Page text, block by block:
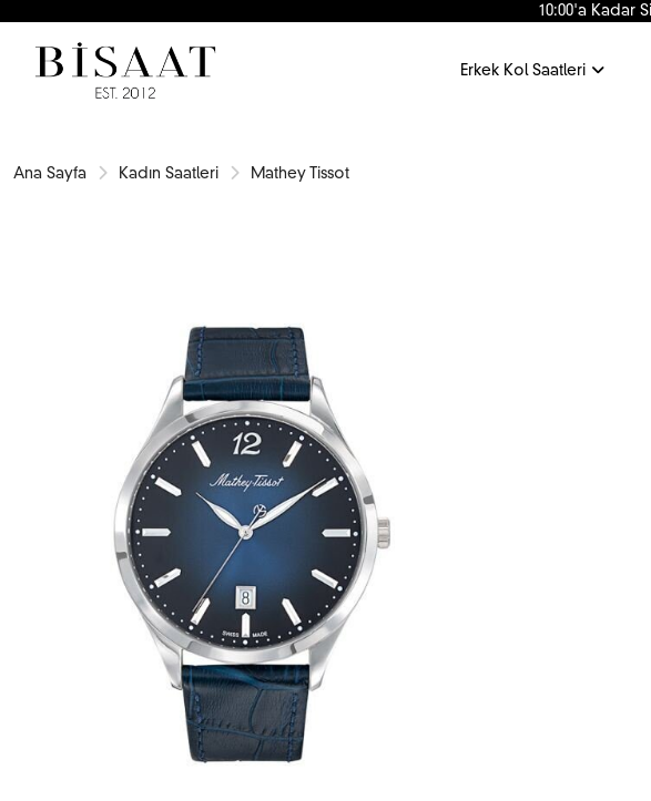
10:00'a Kadar
Erkek Kol Saatleri
Ana Sayfa Kadın Saatleri Mathey Tissot